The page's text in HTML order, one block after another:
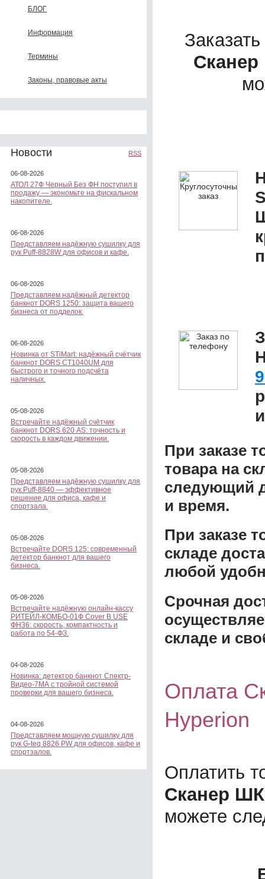
БЛОГ
Информация
Термины
Законы, правовые акты
Новости RSS
06-08-2026
АТОЛ 27Ф Черный Без ФН поступил в
продажу — экономьте на фискальном
накопителе.
06-08-2026
Представляем надёжную сушилку для
рук Puff-8828W для офисов и кафе.
06-08-2026
Представляем надёжный детектор
банкнот DORS 1250: защита вашего
бизнеса от подделок.
06-08-2026
Новинка от STiMart: надёжный счётчик
банкнот DORS CT1040UM для
быстрого и точного подсчёта
наличных.
05-08-2026
Встречайте надёжный счётчик
банкнот DORS 620 АS: точность и
скорость в каждом движении.
05-08-2026
Представляем надёжную сушилку для
рук Puff-8840 — эффективное
решение для офиса, кафе и
спортзала.
05-08-2026
Встречайте DORS 125: современный
детектор банкнот для вашего
бизнеса.
05-08-2026
Встречайте надёжную онлайн-кассу
РИТЕЙЛ-КОМБО-01Ф Cover B USE
ФН36: скорость, компактность и
работа по 54-ФЗ.
04-08-2026
Новинка: детектор банкнот Спектр-
Видео-7МА с тройной системой
проверки для вашего бизнеса.
04-08-2026
Представляем мощную сушилку для
рук G-teq 8826 PW для офисов, кафе и
спортзалов.
При заказе
товара на
следующий
и время.
При заказе
складе
любой
Срочная
складе и
Оплата
Hyperion
Оплатить
Сканер
можете